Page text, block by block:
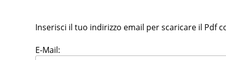
Inserisci il tuo indirizzo email per scaricare il Pdf
E-Mail: